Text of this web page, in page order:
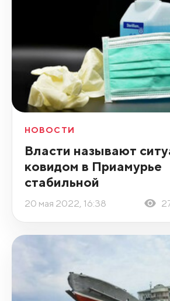
НОВОСТИ
Власти называют
ковидом в Приамурье
стабильной
20 мая 2022, 16:38